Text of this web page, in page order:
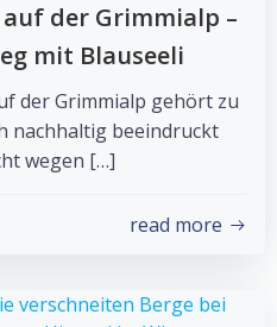
der Grimmialp –
mit Blauseeli
der Grimmialp gehört zu
nachhaltig beeindruckt
wegen […]
read more